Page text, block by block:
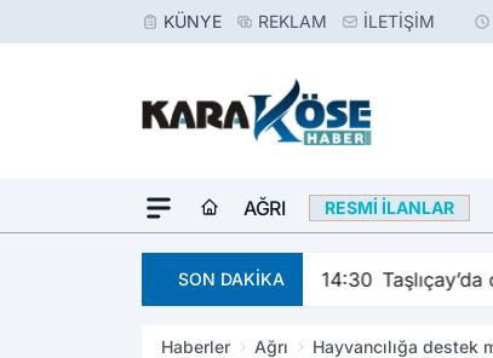
KÜNYE REKLAM İLETIŞIM
AĞRI RESMI İLANLAR
SON DAKİKA 14:30
Haberler Ağrı Hayvancılığa destek